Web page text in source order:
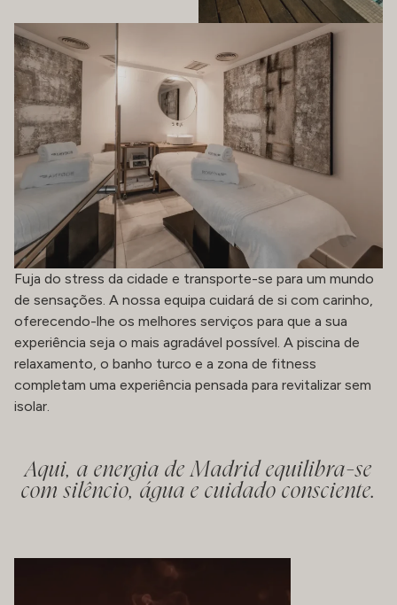
Fuja do stress da cidade e transporte-se para um mundo
de sensações. A nossa equipa cuidará de si com carinho,
oferecendo-lhe os melhores serviços para que a sua
experiência seja o mais agradável possível. A piscina de
relaxamento, o banho turco e a zona de fitness
completam uma experiência pensada para revitalizar sem
isolar.
Aqui, a energia de Madrid equilibra-se
com silêncio, água e cuidado consciente.